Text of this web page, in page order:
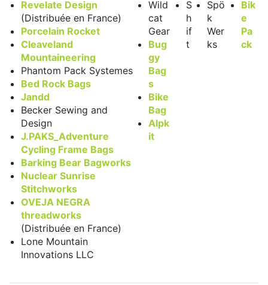
Revelate Design
(Distribuée en France)
Porcelain Rocket
Cleaveland
Mountaineering
Phantom Pack Systemes
Bed Rock Bags
Jandd
Becker Sewing and
Design
J.PAKS_Adventure
Cycling Frame Bags
Barking Bear Bagworks
Nuclear Sunrise
Stitchworks
OVEJA NEGRA
threadworks
(Distribuée en France)
Lone Mountain
Innovations LLC
Wild
cat
Gear
Bug
gy
Bag
s
Bike
Bag
Alpk
it
S
h
if
t
Spö
k
Wer
ks
Bik
e
Pa
ck